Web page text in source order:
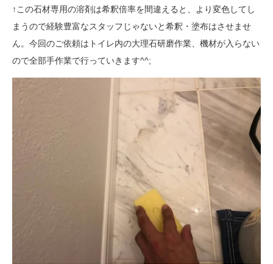
↑この石材専用の溶剤は希釈倍率を間違えると、より変色してし
まうので経験豊富なスタッフじゃないと希釈・塗布はさせませ
ん。今回のご依頼はトイレ内の大理石研磨作業、機材が入らない
ので全部手作業で行っていきます^^;